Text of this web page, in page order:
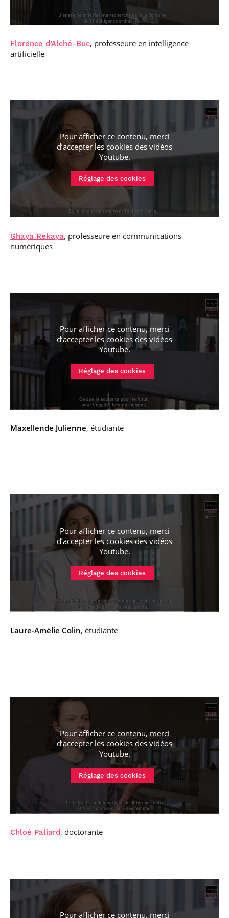
Florence d’Alché-Buc, professeure en intelligence
artificielle
Pour afficher ce contenu, merci
d’accepter les cookies des vidéos
Youtube.
Réglage des cookies
Ghaya Rekaya, professeure en communications
numériques
Pour afficher ce contenu, merci
d’accepter les cookies des vidéos
Youtube.
Réglage des cookies
Maxellende Julienne, étudiante
Pour afficher ce contenu, merci
d’accepter les cookiesdes vidéos
Youtube.
Réglage des cookies
Laure-Amélie Colin, étudiante
Pour afficher ce contenu, merci
d’accepter les cookies des vidéos
Youtube.
Réglage des cookies
Chloé Paliard, doctorante
Pour afficher ce contenu, merci